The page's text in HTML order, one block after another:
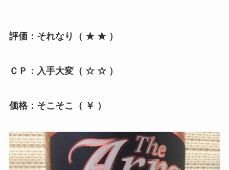
評価：それなり（ ★ ★ ）
ＣＰ：入手大変（ ☆ ☆ ）
価格：そこそこ（ ￥ ）